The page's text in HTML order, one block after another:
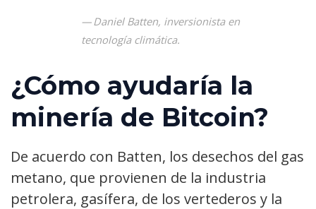
Daniel Batten, inversionista en
tecnología climática.
¿Cómo ayudaría la
minería de Bitcoin?
De acuerdo con Batten, los desechos del gas
metano, que provienen de la industria
petrolera, gasífera, de los vertederos y la